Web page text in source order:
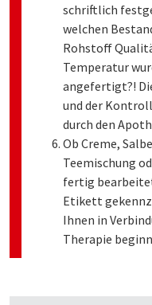
schriftlich
welchen
Rohstoff
Temperatur
angefertigt?!
und der
durch den
Ob Creme,
Teemischung
fertig
Etikett
Ihnen in
Therapie